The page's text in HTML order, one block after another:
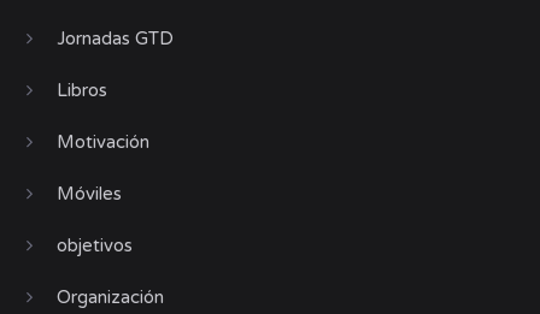
Jornadas GTD
Libros
Motivación
Móviles
objetivos
Organización